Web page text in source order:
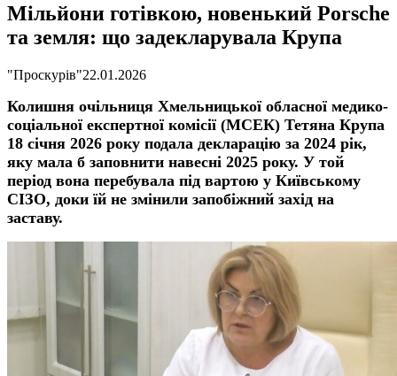
Мільйони готівкою, новенький Porsche
та земля: що задекларувала Крупа
"Проскурів"22.01.2026
Колишня очільниця Хмельницької обласної медико-
соціальної експертної комісії (МСЕК) Тетяна Крупа
18 січня 2026 року подала декларацію за 2024 рік,
яку мала б заповнити навесні 2025 року. У той
період вона перебувала під вартою у Київському
СІЗО, доки їй не змінили запобіжний захід на
заставу.